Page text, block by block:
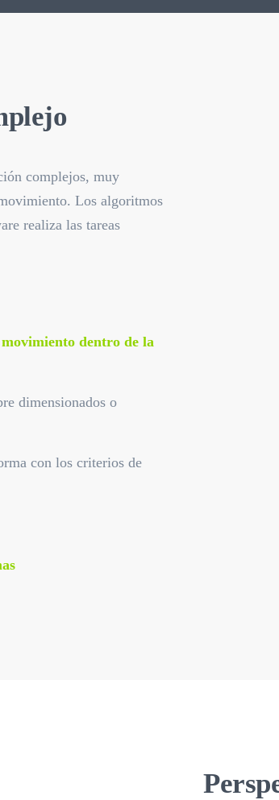
complejos, muy
Los algoritmos
realiza las tareas
dentro de la
dimensionados o
con los criterios de